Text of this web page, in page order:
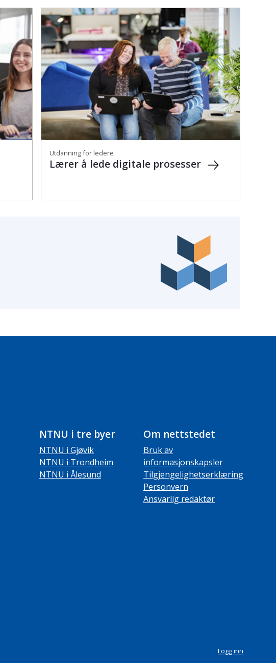
Utdanning for ledere
Lærer å lede digitale prosesser
NTNU i tre byer
NTNU i Gjøvik
NTNU i Trondheim
NTNU i Ålesund
Om nettstedet
Bruk av
informasjonskapsler
Tilgjengelighetserklæring
Personvern
Ansvarlig redaktør
Logg inn